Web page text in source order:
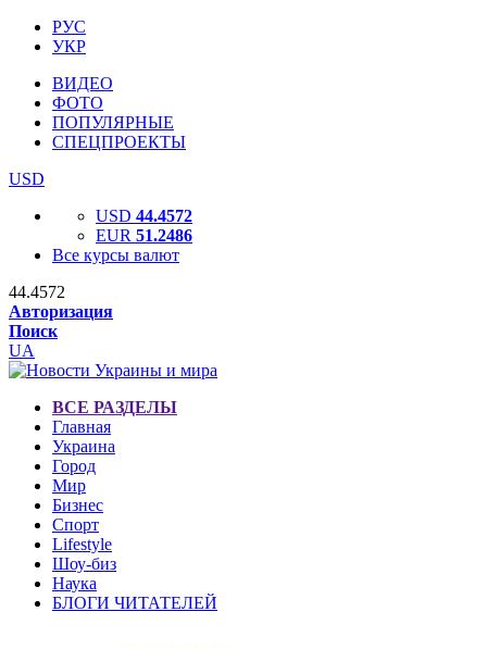
РУС
УКР
ВИДЕО
ФОТО
ПОПУЛЯРНЫЕ
СПЕЦПРОЕКТЫ
USD
USD 44.4572
EUR 51.2486
Все курсы валют
44.4572
Авторизация
Поиск
UA
ВСЕ РАЗДЕЛЫ
Главная
Украина
Город
Мир
Бизнес
Спорт
Lifestyle
Шоу-биз
Наука
БЛОГИ ЧИТАТЕЛЕЙ